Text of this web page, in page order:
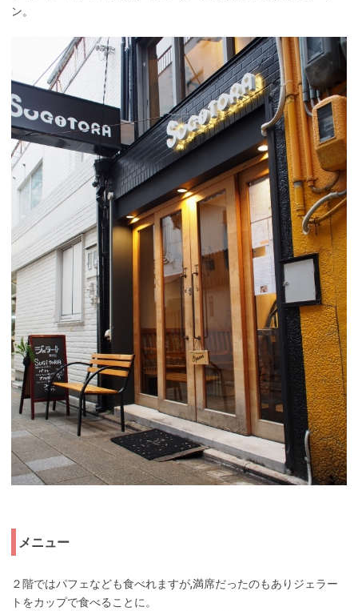
ン。
メニュー
２階ではパフェなども食べれますが,満席だったのもありジェラー
トをカップで食べることに。